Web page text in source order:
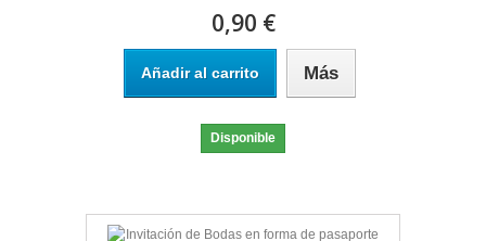
0,90 €
Añadir al carrito Más
Disponible